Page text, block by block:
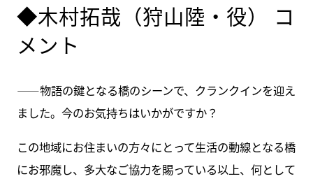
◆木村拓哉（狩山陸・役） コ
メント
――物語の鍵となる橋のシーンで、クランクインを迎え
ました。今のお気持ちはいかがですか？
この地域にお住まいの方々にとって生活の動線となる橋
にお邪魔し、多大なご協力を賜っている以上、何として